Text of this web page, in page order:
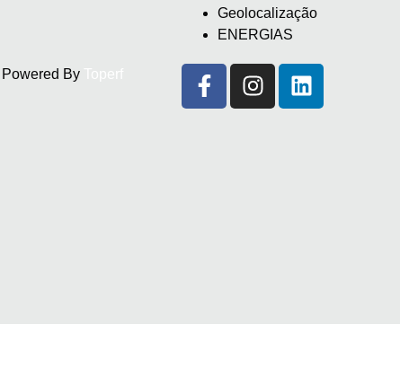
Geolocalização
ENERGIAS
By